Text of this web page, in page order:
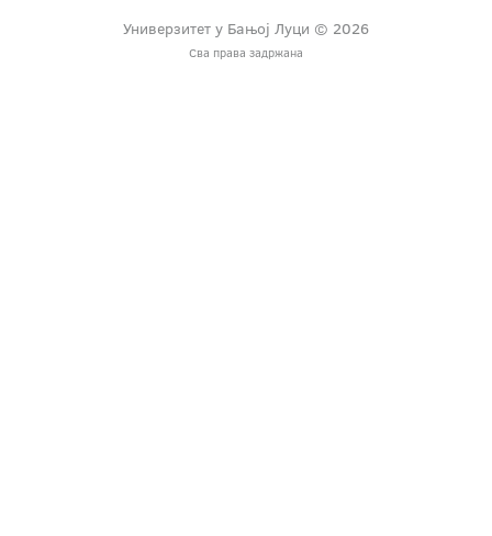
Универзитет у Бањој Луци © 2026
Сва права задржана